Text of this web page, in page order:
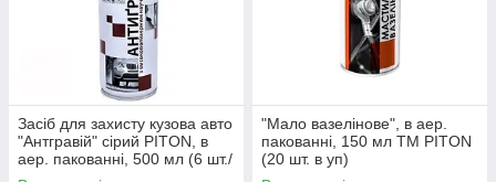
Засіб для захисту кузова авто
"Антгравій" сірий PITON, в
аер. пакованні, 500 мл (6 шт./
пач.)
"Мало вазелінове", в аер.
пакованні, 150 мл ТМ PITON
(20 шт. в уп)